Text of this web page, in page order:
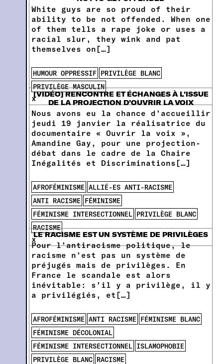
White guys are so proud of their
ability to be not offended. When one
of them tells a rape joke or uses a
racial slur, they wink and pat
themselves on[…]
HUMOUR OPPRESSIF PRIVILÈGE BLANC
PRIVILÈGE MASCULIN
x[VIDÉO] RENCONTRE ET ÉCHANGES À L’ISSUE
DE LA PROJECTION D’OUVRIR LA VOIX
Nous avons eu la chance d’accueillir
jeudi 19 janvier la réalisatrice du
documentaire « Ouvrir la voix »,
Amandine Gay, pour une projection-
débat dans le cadre de la Chaire
Inégalités et Discriminations[…]
AFROFÉMINISME ALLIÉ-ES ANTI-RACISME
ANTI RACISME FÉMINISME
FÉMINISME INTERSECTIONNEL PRIVILÈGE BLANC
RACISME
xLE RACISME EST UN SYSTÈME DE PRIVILÈGES
Pour l’antiracisme politique, le
racisme n’est pas un système de
préjugés mais de privilèges. En
France le scandale est alors
inévitable: s’il y a privilège, il y
a privilégiés, et[…]
AFROFÉMINISME ANTI RACISME FÉMINISME BLANC
FÉMINISME DÉCOLONIAL
FÉMINISME INTERSECTIONNEL ISLAMOPHOBIE
PRIVILÈGE BLANC RACISME